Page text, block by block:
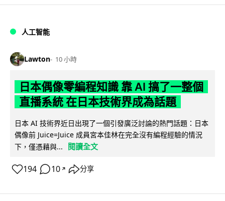
人工智能
Lawton 10 小時
日本偶像零編程知識 靠 AI 搞了一整個
直播系統 在日本技術界成為話題
日本 AI 技術界近日出現了一個引發廣泛討論的熱門話題：日本
偶像前 Juice=Juice 成員宮本佳林在完全沒有編程經驗的情況
下，僅憑藉與...
閱讀全文
194 10 ↗ 分享